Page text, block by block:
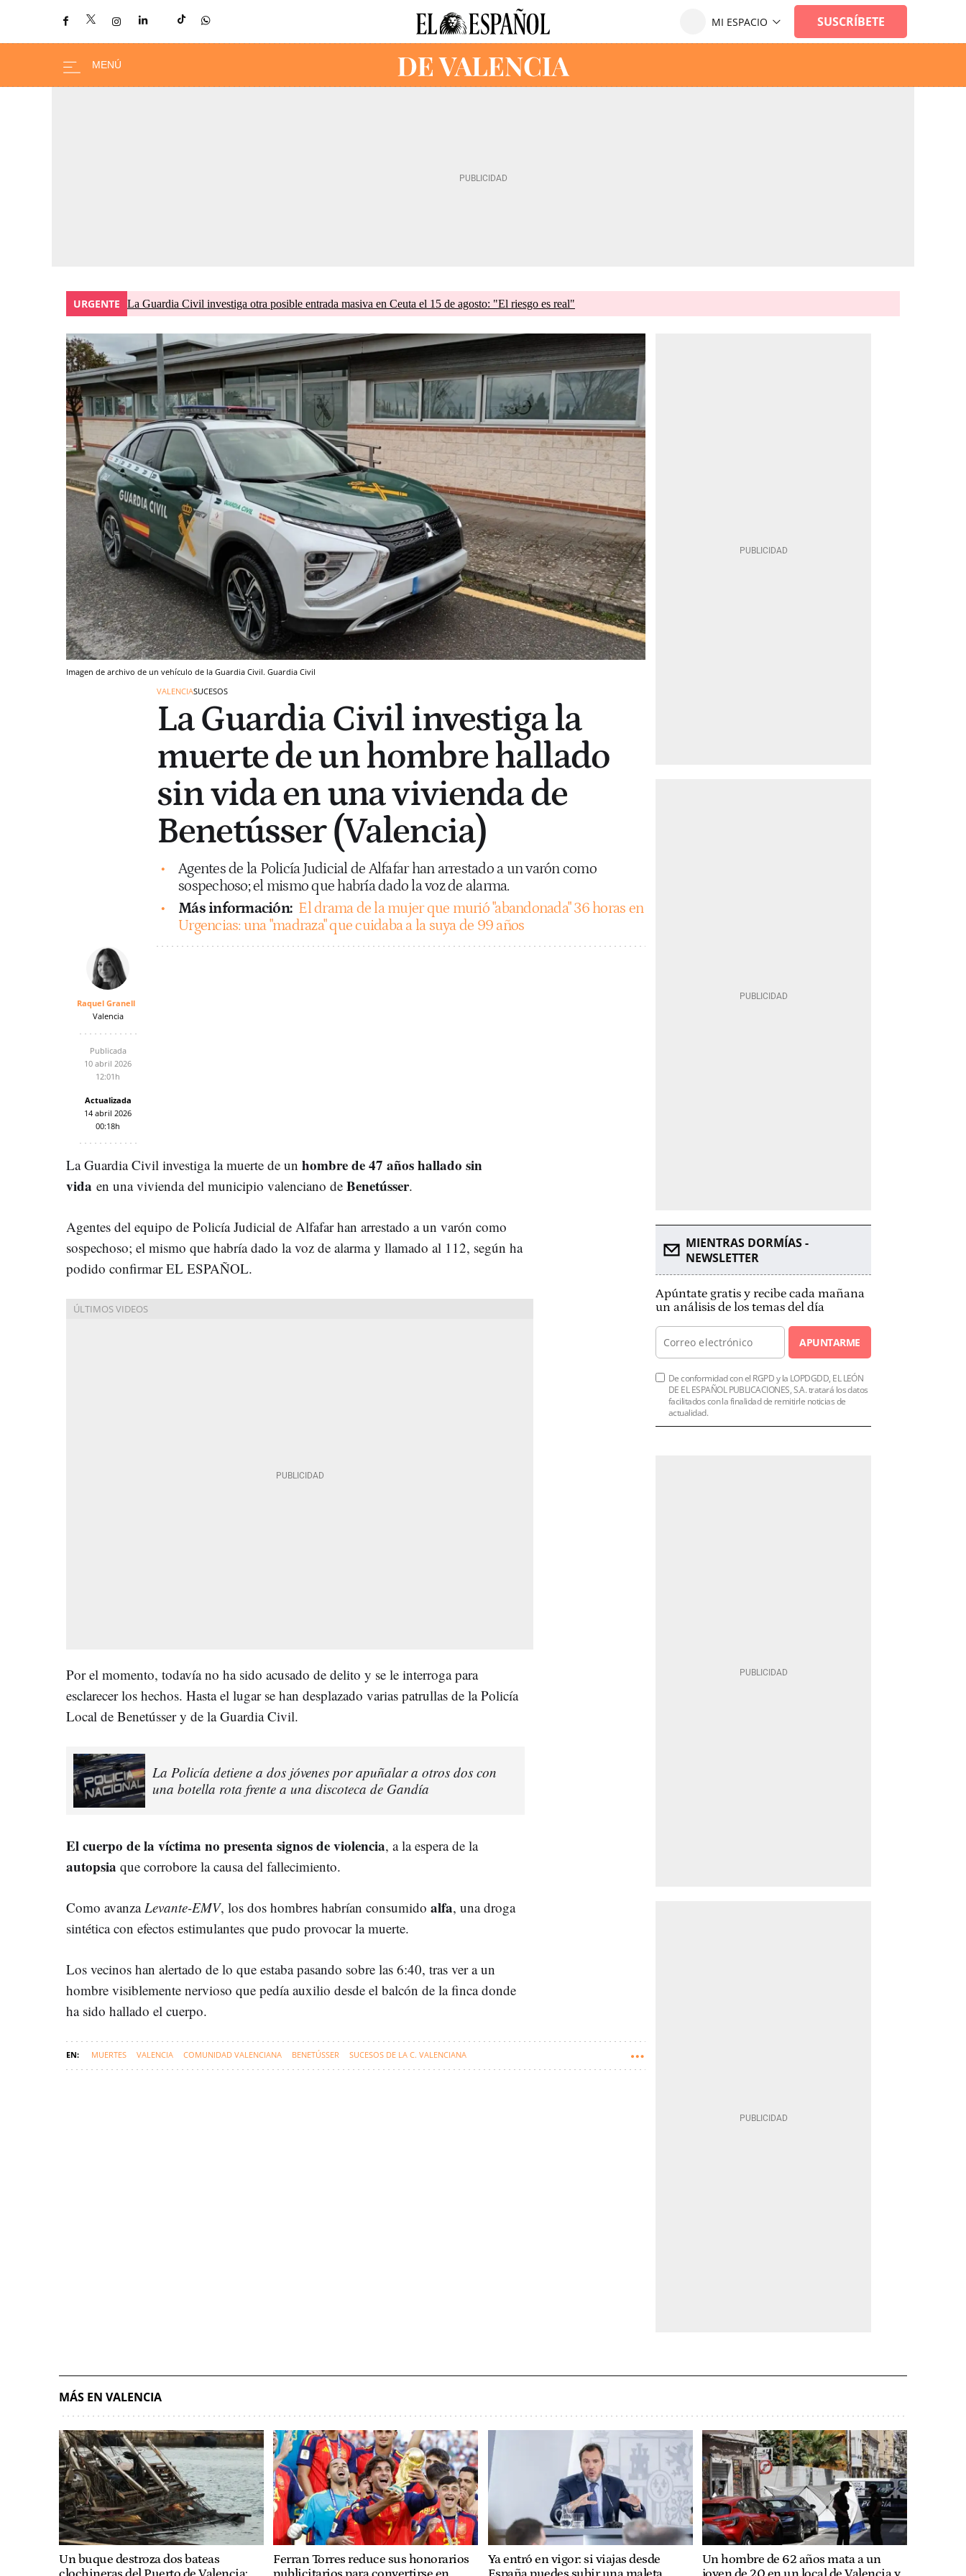
URGENTE La Guardia Civil investiga otra posible entrada masiva en Ceuta el 15 de agosto: "El riesgo es real"
Imagen de archivo de un vehículo de la Guardia Civil. Guardia Civil
VALENCIASUCESOS
La Guardia Civil investiga la
muerte de un hombre hallado
sin vida en una vivienda de
Benetússer (Valencia)
Agentes de la Policía Judicial de Alfafar han arrestado a un varón como
sospechoso; el mismo que habría dado la voz de alarma.
Más información: El drama de la mujer que murió "abandonada" 36 horas en
Urgencias: una "madraza" que cuidaba a la suya de 99 años
Raquel Granell
Valencia
Publicada
10 abril 2026
12:01h
Actualizada
14 abril 2026
00:18h
La Guardia Civil investiga la muerte de un hombre de 47 años hallado sin
vida en una vivienda del municipio valenciano de Benetússer.
Agentes del equipo de Policía Judicial de Alfafar han arrestado a un varón como
sospechoso; el mismo que habría dado la voz de alarma y llamado al 112, según ha
podido confirmar EL ESPAÑOL.
Por el momento, todavía no ha sido acusado de delito y se le interroga para
esclarecer los hechos. Hasta el lugar se han desplazado varias patrullas de la Policía
Local de Benetússer y de la Guardia Civil.
La Policía detiene a dos jóvenes por apuñalar a otros dos con
una botella rota frente a una discoteca de Gandía
El cuerpo de la víctima no presenta signos de violencia, a la espera de la
autopsia que corrobore la causa del fallecimiento.
Como avanza Levante-EMV, los dos hombres habrían consumido alfa, una droga
sintética con efectos estimulantes que pudo provocar la muerte.
Los vecinos han alertado de lo que estaba pasando sobre las 6:40, tras ver a un
hombre visiblemente nervioso que pedía auxilio desde el balcón de la finca donde
ha sido hallado el cuerpo.
MUERTES VALENCIA COMUNIDAD VALENCIANA BENETÚSSER SUCESOS DE LA C. VALENCIANA
MIENTRAS DORMÍAS -
NEWSLETTER
Apúntate gratis y recibe cada mañana
un análisis de los temas del día
APUNTARME
De conformidad con el RGPD y la LOPDGDD, EL LEÓN
DE EL ESPAÑOL PUBLICACIONES, S.A. tratará los datos
facilitados con la finalidad de remitirle noticias de
actualidad.
MÁS EN VALENCIA
Un buque destroza dos bateas
Ferran Torres reduce sus honorarios
Ya entró en vigor: si viajas desde
Un hombre de 62 años mata a un